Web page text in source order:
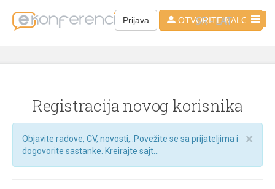
Prijava OTVORITE NALOG
SR - LAT
Registracija novog korisnika
×
Objavite radove, CV, novosti,..Povežite se sa prijateljima i
dogovorite sastanke. Kreirajte sajt...